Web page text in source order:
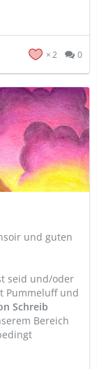
2 0
und guten
seid und/oder
Pummeluff und
Schreib
Bereich